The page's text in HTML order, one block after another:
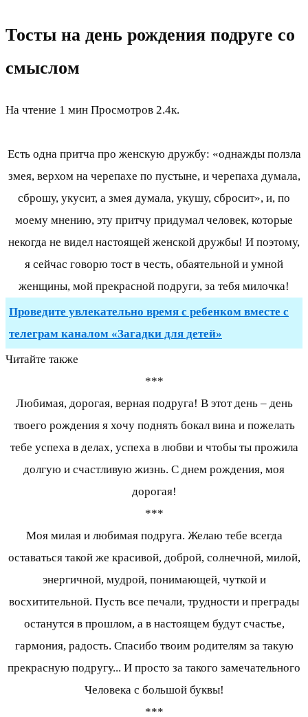
Тосты на день рождения подруге со
смыслом
На чтение 1 мин Просмотров 2.4к.
Есть одна притча про женскую дружбу: «однажды ползла
змея, верхом на черепахе по пустыне, и черепаха думала,
сброшу, укусит, а змея думала, укушу, сбросит», и, по
моему мнению, эту притчу придумал человек, которые
некогда не видел настоящей женской дружбы! И поэтому,
я сейчас говорю тост в честь, обаятельной и умной
женщины, мой прекрасной подруги, за тебя милочка!
Проведите увлекательно время с ребенком вместе с
телеграм каналом «Загадки для детей»
Читайте также
***
Любимая, дорогая, верная подруга! В этот день – день
твоего рождения я хочу поднять бокал вина и пожелать
тебе успеха в делах, успеха в любви и чтобы ты прожила
долгую и счастливую жизнь. С днем рождения, моя
дорогая!
***
Моя милая и любимая подруга. Желаю тебе всегда
оставаться такой же красивой, доброй, солнечной, милой,
энергичной, мудрой, понимающей, чуткой и
восхитительной. Пусть все печали, трудности и преграды
останутся в прошлом, а в настоящем будут счастье,
гармония, радость. Спасибо твоим родителям за такую
прекрасную подругу... И просто за такого замечательного
Человека с большой буквы!
***